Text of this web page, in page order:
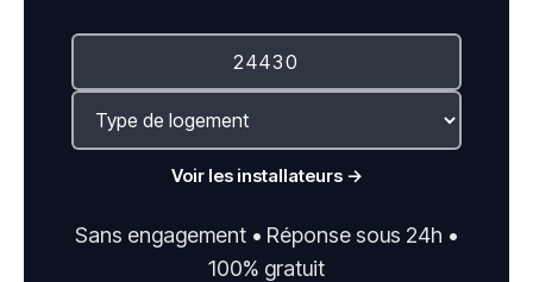
Voir les installateurs →
Sans engagement • Réponse sous 24h •
100% gratuit